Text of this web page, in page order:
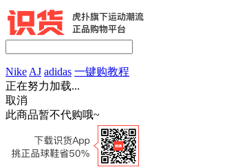
Nike AJ adidas 一键购教程
正在努力加载...
取消
此商品暂不代购哦~